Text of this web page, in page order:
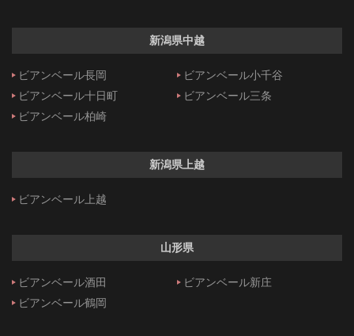
新潟県中越
ビアンベール長岡
ビアンベール小千谷
ビアンベール十日町
ビアンベール三条
ビアンベール柏崎
新潟県上越
ビアンベール上越
山形県
ビアンベール酒田
ビアンベール新庄
ビアンベール鶴岡